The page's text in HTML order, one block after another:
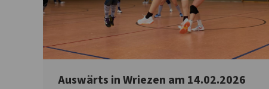
Auswärts in Wriezen am 14.02.2026